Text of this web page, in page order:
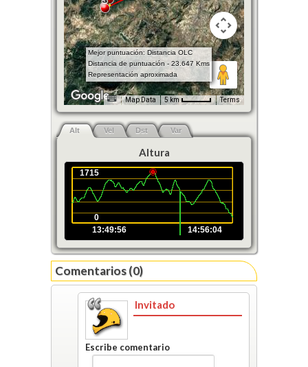
Mejor puntuación: Distancia OLC
Distancia de puntuación - 23.647 Kms
Representación aproximada
Map Data 5 km Terms
Alt Vel Dst Var
Altura
1715
0
13:49:56
14:56:04
Comentarios (0)
Invitado
Escribe comentario